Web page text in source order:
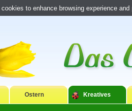
Ostern Kreatives
to enhance browsing experience